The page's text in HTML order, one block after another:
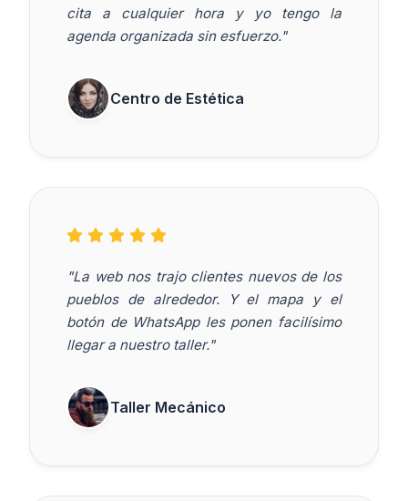
cita a cualquier hora y yo tengo la
agenda organizada sin esfuerzo."
Centro de Estética
"La web nos trajo clientes nuevos de los
pueblos de alrededor. Y el mapa y el
botón de WhatsApp les ponen facilísimo
llegar a nuestro taller."
Taller Mecánico